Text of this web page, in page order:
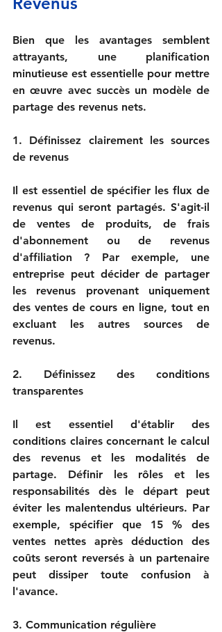
Bien que les avantages semblent
attrayants, une planification
minutieuse est essentielle pour mettre
en œuvre avec succès un modèle de
partage des revenus nets.
1. Définissez clairement les sources
de revenus
Il est essentiel de spécifier les flux de
revenus qui seront partagés. S'agit-il
de ventes de produits, de frais
d'abonnement ou de revenus
d'affiliation ? Par exemple, une
entreprise peut décider de partager
les revenus provenant uniquement
des ventes de cours en ligne, tout en
excluant les autres sources de
revenus.
2. Définissez des conditions
transparentes
Il est essentiel d'établir des
conditions claires concernant le calcul
des revenus et les modalités de
partage. Définir les rôles et les
responsabilités dès le départ peut
éviter les malentendus ultérieurs. Par
exemple, spécifier que 15 % des
ventes nettes après déduction des
coûts seront reversés à un partenaire
peut dissiper toute confusion à
l'avance.
3. Communication régulière